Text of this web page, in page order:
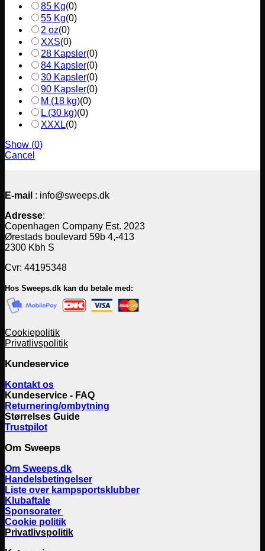
85 Kg(0)
55 Kg(0)
2 oz(0)
XXS(0)
28 Kapsler(0)
84 Kapsler(0)
30 Kapsler(0)
90 Kapsler(0)
M (18 kg)(0)
L (30 kg)(0)
XXXL(0)
Show (0)
Cancel
E-mail : info@sweeps.dk
Adresse:
Copenhagen Company Est. 2023
Ørestads boulevard 59b 4,-413
2300 Kbh S
Cvr: 44195348
Hos Sweeps.dk kan du betale med:
Cookiepolitik
Privatlivspolitik
Kundeservice
Kontakt os
Kundeservice - FAQ
Returnering/ombytning
Størrelses Guide
Trustpilot
Om Sweeps
Om Sweeps.dk
Handelsbetingelser
Liste over kampsportsklubber
Klubaftale
Sponsorater
Cookie politik
Privatlivspolitik